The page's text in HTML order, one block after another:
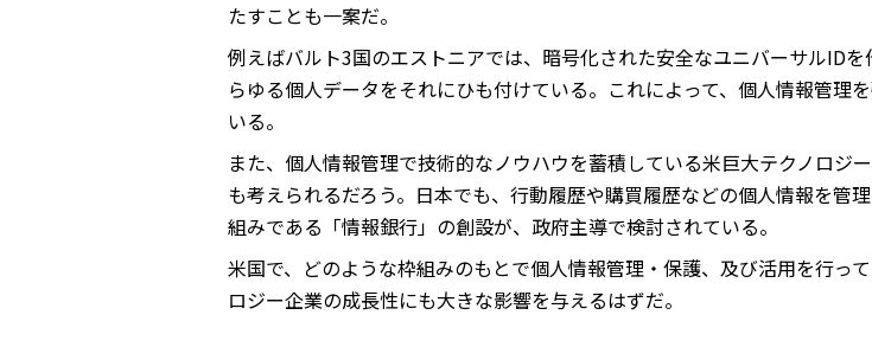
たすことも一案だ。
例えばバルト3国のエストニアでは、暗号化された安全なユニバーサルID
らゆる個人データをそれにひも付けている。これによって、個人情報管理
いる。
また、個人情報管理で技術的なノウハウを蓄積している米巨大テクノロジ
も考えられるだろう。日本でも、行動履歴や購買履歴などの個人情報を管
組みである「情報銀行」の創設が、政府主導で検討されている。
米国で、どのような枠組みのもとで個人情報管理・保護、及び活用を行っ
ロジー企業の成長性にも大きな影響を与えるはずだ。